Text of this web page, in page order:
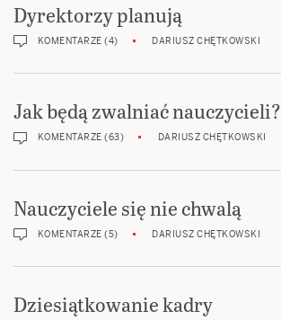
Dyrektorzy planują
KOMENTARZE (4) DARIUSZ CHĘTKOWSKI
Jak będą zwalniać nauczycieli?
KOMENTARZE (63) DARIUSZ CHĘTKOWSKI
Nauczyciele się nie chwalą
KOMENTARZE (5) DARIUSZ CHĘTKOWSKI
Dziesiątkowanie kadry